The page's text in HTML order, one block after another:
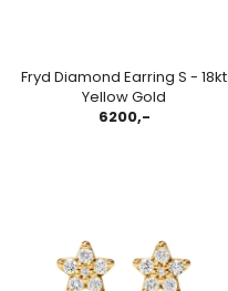
Fryd Diamond Earring S - 18kt
Yellow Gold
6200,-